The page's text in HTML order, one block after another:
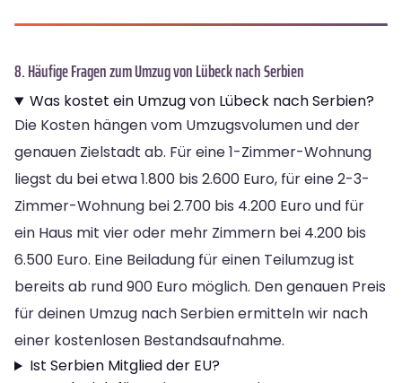
8. Häufige Fragen zum Umzug von Lübeck nach Serbien
Was kostet ein Umzug von Lübeck nach Serbien?
Die Kosten hängen vom Umzugsvolumen und der
genauen Zielstadt ab. Für eine 1-Zimmer-Wohnung
liegst du bei etwa 1.800 bis 2.600 Euro, für eine 2-3-
Zimmer-Wohnung bei 2.700 bis 4.200 Euro und für
ein Haus mit vier oder mehr Zimmern bei 4.200 bis
6.500 Euro. Eine Beiladung für einen Teilumzug ist
bereits ab rund 900 Euro möglich. Den genauen Preis
für deinen Umzug nach Serbien ermitteln wir nach
einer kostenlosen Bestandsaufnahme.
Ist Serbien Mitglied der EU?